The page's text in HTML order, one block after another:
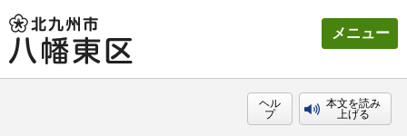
メニュー
ヘル
プ
本文を読み
上げる